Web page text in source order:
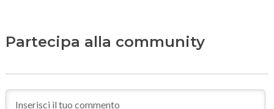
Partecipa alla community